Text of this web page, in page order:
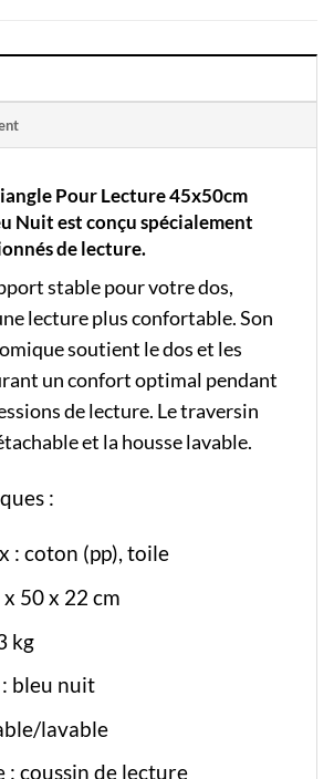
Pour Lecture 45x50cm
Nuit est conçu spécialement
de lecture.
stable pour votre dos,
lecture plus confortable. Son
soutient le dos et les
un confort optimal pendant
de lecture. Le traversin
et la housse lavable.
:
: coton (pp), toile
50 x 22 cm
kg
bleu nuit
lavable
: coussin de lecture